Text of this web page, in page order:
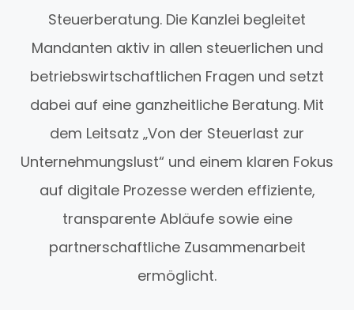
Steuerberatung. Die Kanzlei begleitet
Mandanten aktiv in allen steuerlichen und
betriebswirtschaftlichen Fragen und setzt
dabei auf eine ganzheitliche Beratung. Mit
dem Leitsatz „Von der Steuerlast zur
Unternehmungslust“ und einem klaren Fokus
auf digitale Prozesse werden effiziente,
transparente Abläufe sowie eine
partnerschaftliche Zusammenarbeit
ermöglicht.